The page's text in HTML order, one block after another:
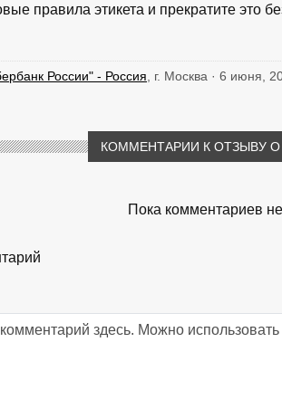
правила этикета и прекратите это
России" - Россия , г. Москва · 6 июня,
КОММЕНТАРИИ К ОТЗЫВУ О
Пока комментариев